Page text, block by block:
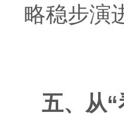
略稳步演
五、从